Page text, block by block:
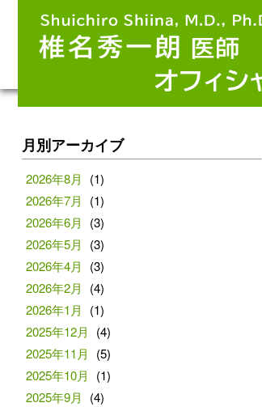
月別アーカイブ
2026年8月
(1)
2026年7月
(1)
2026年6月
(3)
2026年5月
(3)
2026年4月
(3)
2026年2月
(4)
2026年1月
(1)
2025年12月
(4)
2025年11月
(5)
2025年10月
(1)
2025年9月
(4)